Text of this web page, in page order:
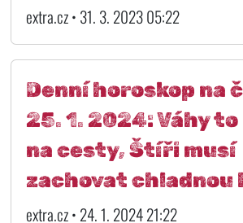
extra.cz • 31. 3. 2023 05:22
Denní horoskop na
25. 1. 2024: Váhy
na cesty, Štíři musí
zachovat chladnou
extra.cz • 24. 1. 2024 21:22